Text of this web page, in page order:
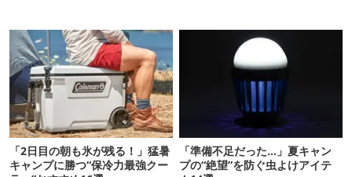
「2日目の朝も氷が残る！」猛暑
キャンプに勝つ“保冷力最強クー
「準備不足だった…」夏キャン
プの“絶望”を防ぐ虫よけアイテ